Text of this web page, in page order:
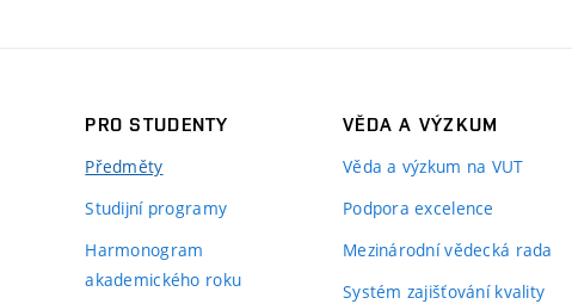
PRO STUDENTY
Předměty
Studijní programy
Harmonogram
akademického roku
VĚDA A VÝZKUM
Věda a výzkum na VUT
Podpora excelence
Mezinárodní vědecká rada
Systém zajišťování kvality